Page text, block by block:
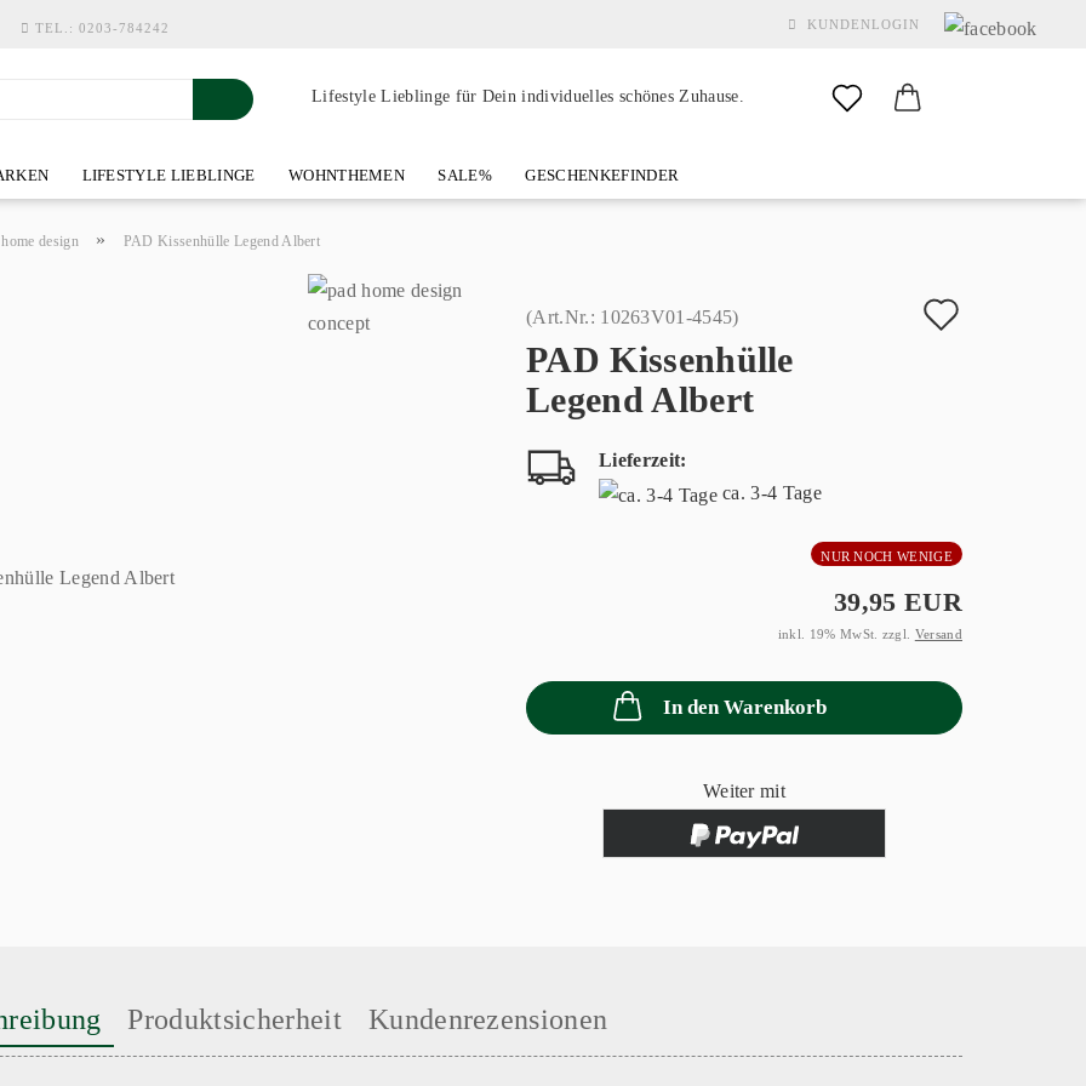
KUNDENLOGIN
Konto erstellen
Passwort vergessen?
TEL.: 0203-784242
Lifestyle Lieblinge für Dein individuelles schönes Zuhause.
LIFESTYLE LIEBLINGE WOHNTHEMEN SALE% GESCHENKEFINDER
design » PAD Kissenhülle Legend Albert
(Art.Nr.: 10263V01-4545)
PAD Kissenhülle
Legend Albert
Lieferzeit:
ca. 3-4 Tage
NUR NOCH WENIGE
39,95 EUR
inkl. 19% MwSt. zzgl. Versand
In den Warenkorb
Weiter mit
Produktsicherheit Kundenrezensionen